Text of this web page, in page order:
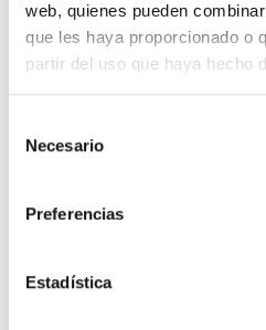
web, quienes pueden
que les haya proporcionado o
partir del uso que haya hecho
de cookies
Necesario
Preferencias
Estadística